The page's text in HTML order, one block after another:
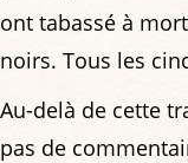
ont tabassé à
noirs. Tous les
Au-delà de cette
pas de